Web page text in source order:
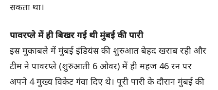
सकता था।
पावरप्ले में ही बिखर गई थी मुंबई की पारी
इस मुकाबले में मुंबई इंडियंस की शुरुआत बेहद खराब रही और
टीम ने पावरप्ले (शुरुआती 6 ओवर) में ही महज 46 रन पर
अपने 4 मुख्य विकेट गंवा दिए थे। पूरी पारी के दौरान मुंबई की